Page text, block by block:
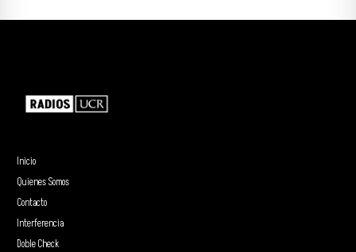
Inicio
Quienes Somos
Contacto
Interferencia
Doble Check